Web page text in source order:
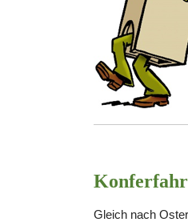
Gleich nach